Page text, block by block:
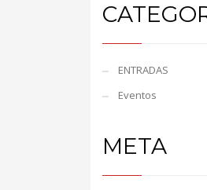
ENTRADAS
Eventos
META